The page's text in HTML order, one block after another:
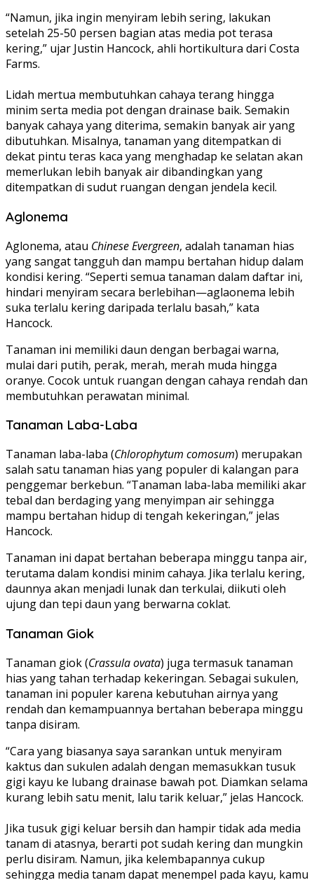
“Namun, jika ingin menyiram lebih sering, lakukan
setelah 25-50 persen bagian atas media pot terasa
kering,” ujar Justin Hancock, ahli hortikultura dari Costa
Farms.
Lidah mertua membutuhkan cahaya terang hingga
minim serta media pot dengan drainase baik. Semakin
banyak cahaya yang diterima, semakin banyak air yang
dibutuhkan. Misalnya, tanaman yang ditempatkan di
dekat pintu teras kaca yang menghadap ke selatan akan
memerlukan lebih banyak air dibandingkan yang
ditempatkan di sudut ruangan dengan jendela kecil.
Aglonema
Aglonema, atau Chinese Evergreen, adalah tanaman hias
yang sangat tangguh dan mampu bertahan hidup dalam
kondisi kering. “Seperti semua tanaman dalam daftar ini,
hindari menyiram secara berlebihan—aglaonema lebih
suka terlalu kering daripada terlalu basah,” kata
Hancock.
Tanaman ini memiliki daun dengan berbagai warna,
mulai dari putih, perak, merah, merah muda hingga
oranye. Cocok untuk ruangan dengan cahaya rendah dan
membutuhkan perawatan minimal.
Tanaman Laba-Laba
Tanaman laba-laba (Chlorophytum comosum) merupakan
salah satu tanaman hias yang populer di kalangan para
penggemar berkebun. “Tanaman laba-laba memiliki akar
tebal dan berdaging yang menyimpan air sehingga
mampu bertahan hidup di tengah kekeringan,” jelas
Hancock.
Tanaman ini dapat bertahan beberapa minggu tanpa air,
terutama dalam kondisi minim cahaya. Jika terlalu kering,
daunnya akan menjadi lunak dan terkulai, diikuti oleh
ujung dan tepi daun yang berwarna coklat.
Tanaman Giok
Tanaman giok (Crassula ovata) juga termasuk tanaman
hias yang tahan terhadap kekeringan. Sebagai sukulen,
tanaman ini populer karena kebutuhan airnya yang
rendah dan kemampuannya bertahan beberapa minggu
tanpa disiram.
“Cara yang biasanya saya sarankan untuk menyiram
kaktus dan sukulen adalah dengan memasukkan tusuk
gigi kayu ke lubang drainase bawah pot. Diamkan selama
kurang lebih satu menit, lalu tarik keluar,” jelas Hancock.
Jika tusuk gigi keluar bersih dan hampir tidak ada media
tanam di atasnya, berarti pot sudah kering dan mungkin
perlu disiram. Namun, jika kelembapannya cukup
sehingga media tanam dapat menempel pada kayu, kamu